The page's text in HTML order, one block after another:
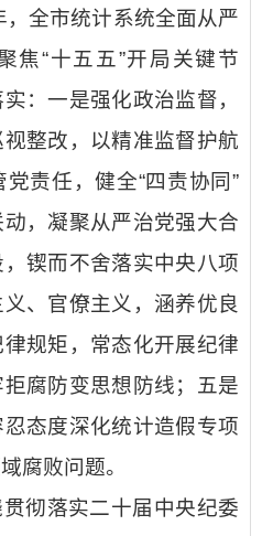
全市统计系统全面从严
焦“十五五”开局关键节
：一是强化政治监督，
整改，以精准监督护航
责任，健全“四责协同”
，凝聚从严治党强大合
锲而不舍落实中央八项
、官僚主义，涵养优良
规矩，常态化开展纪律
腐防变思想防线；五是
态度深化统计造假专项
腐败问题。
彻落实二十届中央纪委